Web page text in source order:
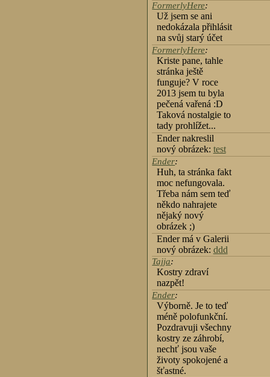
FormerlyHere:
Už jsem se ani
nedokázala přihlásit
na svůj starý účet
FormerlyHere:
Kriste pane, tahle
stránka ještě
funguje? V roce
2013 jsem tu byla
pečená vařená :D
Taková nostalgie to
tady prohlížet...
Ender nakreslil
nový obrázek: test
Ender:
Huh, ta stránka fakt
moc nefungovala.
Třeba nám sem teď
někdo nahrajete
nějaký nový
obrázek ;)
Ender má v Galerii
nový obrázek: ddd
Tajja:
Kostry zdraví
nazpět!
Ender:
Výborně. Je to teď
méně polofunkční.
Pozdravuji všechny
kostry ze záhrobí,
nechť jsou vaše
životy spokojené a
šťastné.